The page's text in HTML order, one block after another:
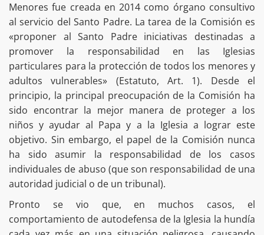
Menores fue creada en 2014 como órgano consultivo
al servicio del Santo Padre. La tarea de la Comisión es
«proponer al Santo Padre iniciativas destinadas a
promover la responsabilidad en las Iglesias
particulares para la protección de todos los menores y
adultos vulnerables» (Estatuto, Art. 1). Desde el
principio, la principal preocupación de la Comisión ha
sido encontrar la mejor manera de proteger a los
niños y ayudar al Papa y a la Iglesia a lograr este
objetivo. Sin embargo, el papel de la Comisión nunca
ha sido asumir la responsabilidad de los casos
individuales de abuso (que son responsabilidad de una
autoridad judicial o de un tribunal).
Pronto se vio que, en muchos casos, el
comportamiento de autodefensa de la Iglesia la hundía